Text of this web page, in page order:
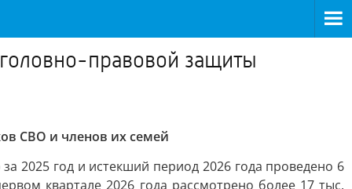
правовой защиты
СВО и членов их семей
2025 год и истекший период 2026 года проведено 6
квартале 2026 года рассмотрено более 17 тыс.